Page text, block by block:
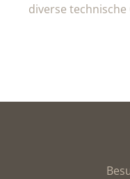
diverse technische